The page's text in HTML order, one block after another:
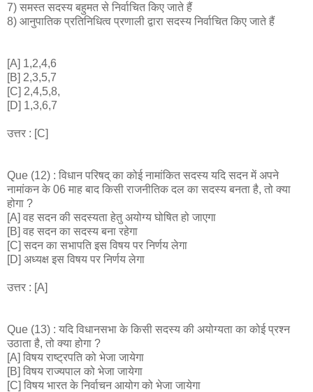
7) समस्त सदस्य बहुमत से निर्वाचित किए जाते हैं
8) आनुपातिक प्रतिनिधित्व प्रणाली द्वारा सदस्य निर्वाचित किए जाते हैं
[A] 1,2,4,6
[B] 2,3,5,7
[C] 2,4,5,8,
[D] 1,3,6,7
उत्तर : [C]
Que (12) : विधान परिषद् का कोई नामांकित सदस्य यदि सदन में अपने
नामांकन के 06 माह बाद किसी राजनीतिक दल का सदस्य बनता है, तो क्या
होगा ?
[A] वह सदन की सदस्यता हेतु अयोग्य घोषित हो जाएगा
[B] वह सदन का सदस्य बना रहेगा
[C] सदन का सभापति इस विषय पर निर्णय लेगा
[D] अध्यक्ष इस विषय पर निर्णय लेगा
उत्तर : [A]
Que (13) : यदि विधानसभा के किसी सदस्य की अयोग्यता का कोई प्रश्न
उठाता है, तो क्या होगा ?
[A] विषय राष्ट्रपति को भेजा जायेगा
[B] विषय राज्यपाल को भेजा जायेगा
[C] विषय भारत के निर्वाचन आयोग को भेजा जायेगा